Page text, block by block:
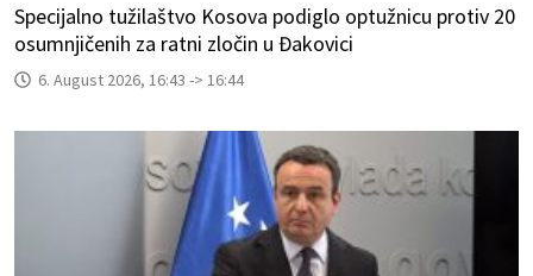
Specijalno tužilaštvo Kosova podiglo optužnicu protiv 20
osumnjičenih za ratni zločin u Đakovici
6. August 2026, 16:43 -> 16:44